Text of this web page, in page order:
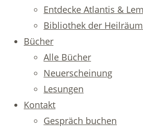
Entdecke Atlantis &
Bibliothek der
Bücher
Alle Bücher
Neuerscheinung
Lesungen
Kontakt
Gespräch buchen